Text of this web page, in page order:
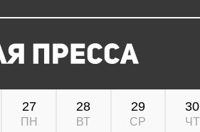
27
ПН
28
ВТ
29
СР
30
ЧТ